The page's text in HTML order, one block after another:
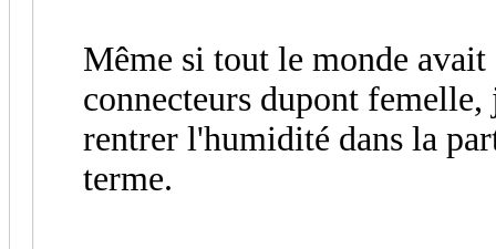
Même si tout le monde avait
connecteurs dupont
rentrer l'humidité dans la
terme.